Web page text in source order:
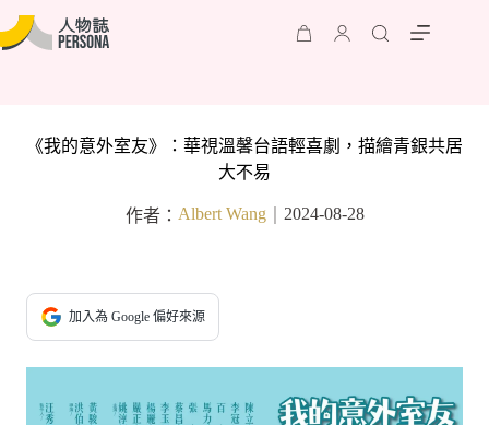
《我的意外室友》：華視溫馨台語輕喜劇，描繪青銀共居
大不易
作者： Albert Wang｜ 2024-08-28
加入為 Google 偏好來源